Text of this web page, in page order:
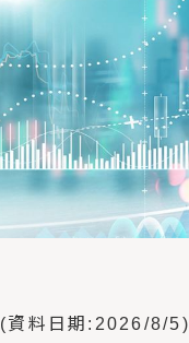
(資料日期:2026/8/5)